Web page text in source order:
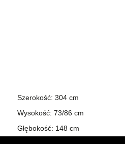
Szerokość: 304 cm
Wysokość: 73/86 cm
Głębokość: 148 cm